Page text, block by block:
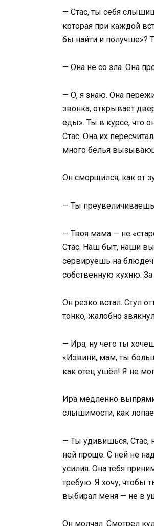
— Стас, ты себя
которая при каждой
бы найти и получше»?
— Она не со зла. Она
— О, я знаю. Она
звонка, открывает
еды». Ты в курсе, что
Стас. Она их
много белья
Он сморщился, как от
— Ты
— Твоя мама — не
Стас. Наш быт, наши
сервируешь на
собственную кухню.
Он резко встал. Стул
тонко, жалобно
— Ира, ну чего ты
«Извини, мам, ты
как отец ушёл! Я не
Ира медленно
слышимости, как
— Ты удивишься, Стас,
ней проще. С ней не
усилия. Она тебя
требую. Я хочу, чтобы
выбирал меня — не в
Он молчал. Смотрел